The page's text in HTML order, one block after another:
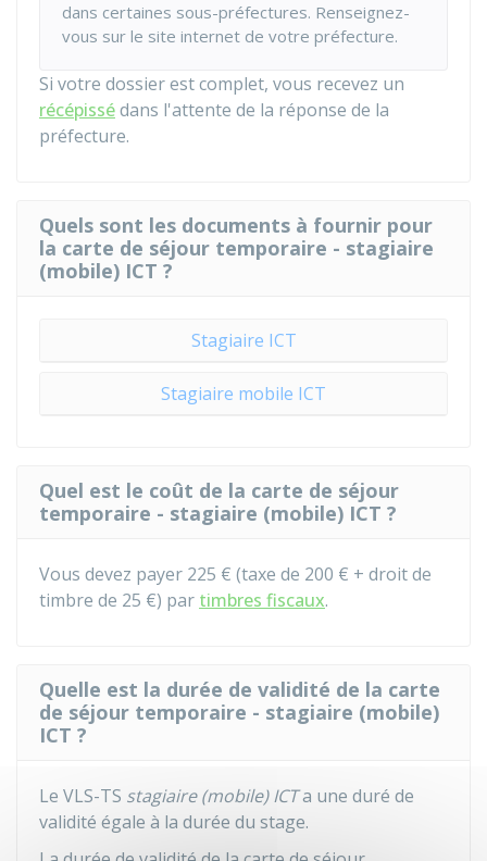
dans certaines sous-préfectures. Renseignez-
vous sur le site internet de votre préfecture.
Si votre dossier est complet, vous recevez un
récépissédans l'attente de la réponse de la
préfecture.
Quels sont les documents à fournir pour
la carte de séjour temporaire - stagiaire
(mobile) ICT ?
Stagiaire ICT
Stagiaire mobile ICT
Quel est le coût de la carte de séjour
temporaire - stagiaire (mobile) ICT ?
Vous devez payer 225 € (taxe de 200 € + droit de
timbre de 25 €) par timbres fiscaux.
Quelle est la durée de validité de la carte
de séjour temporaire - stagiaire (mobile)
ICT ?
Le VLS-TS stagiaire (mobile) ICTa une duré de
validité égale à la durée du stage.